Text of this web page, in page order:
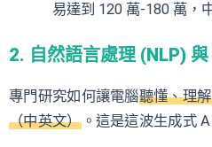
易達到 120 萬-180 萬，
2. 自然語言處理 (NLP)
專門研究如何讓電腦聽懂、理
（中英文）。這是這波生成式